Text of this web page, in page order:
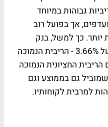
גבוהות במיוחד
אך בפועל רוב
יותר. כך למשל, בנק
הפועלים מציג ריבית ממוצעת של 3.66% - הריבית הנמוכה
הריבית החציונית הנמוכה
לאומי, שמוביל גם בממוצע וגם
למרבית לקוחותיו.